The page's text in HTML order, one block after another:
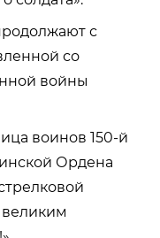
с
со
войны
воинов 150-й
Ордена